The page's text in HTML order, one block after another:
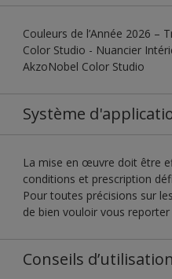
Couleurs de l’Année 2026 –
Color Studio - Nuancier
AkzoNobel Color Studio
Système
La mise en œuvre doit être
conditions et prescription
Pour toutes précisions sur
de bien vouloir vous
Conseils d’utilisation